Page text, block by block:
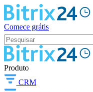
Comece grátis
Produto
CRM